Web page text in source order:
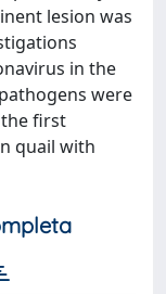
lesion was
in the
were
first
quail with